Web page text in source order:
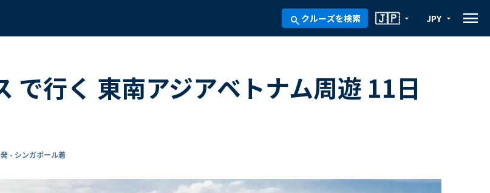
search クルーズを検索 arrow_drop_down
🇯🇵 arrow_drop_down
JPY menu
で行く 東南アジアベトナム周遊 11日
- シンガポール着